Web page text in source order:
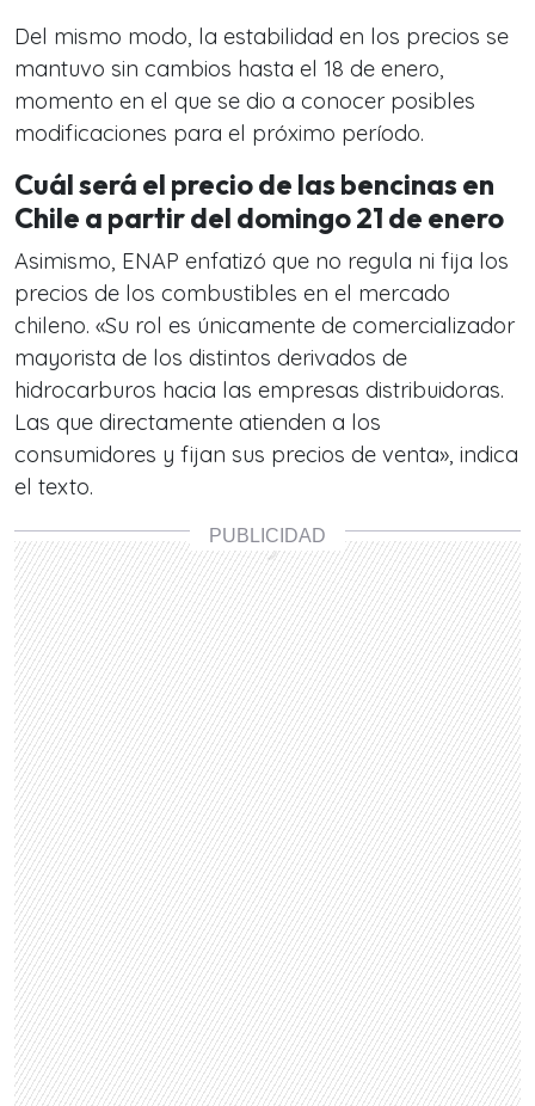
Del mismo modo, la estabilidad en los precios se
mantuvo sin cambios hasta el 18 de enero,
momento en el que se dio a conocer posibles
modificaciones para el próximo período.
Cuál será el precio de las bencinas en
Chile a partir del domingo 21 de enero
Asimismo, ENAP enfatizó que no regula ni fija los
precios de los combustibles en el mercado
chileno. «Su rol es únicamente de comercializador
mayorista de los distintos derivados de
hidrocarburos hacia las empresas distribuidoras.
Las que directamente atienden a los
consumidores y fijan sus precios de venta», indica
el texto.